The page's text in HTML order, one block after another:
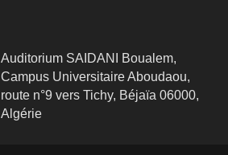
Auditorium SAIDANI Boualem,
Campus Universitaire Aboudaou,
route n°9 vers Tichy, Béjaïa 06000,
Algérie